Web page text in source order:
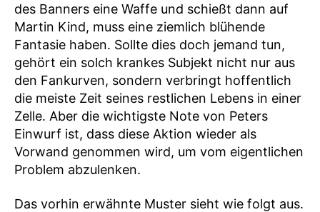
des Banners eine Waffe und schießt dann auf
Martin Kind, muss eine ziemlich blühende
Fantasie haben. Sollte dies doch jemand tun,
gehört ein solch krankes Subjekt nicht nur aus
den Fankurven, sondern verbringt hoffentlich
die meiste Zeit seines restlichen Lebens in einer
Zelle. Aber die wichtigste Note von Peters
Einwurf ist, dass diese Aktion wieder als
Vorwand genommen wird, um vom eigentlichen
Problem abzulenken.
Das vorhin erwähnte Muster sieht wie folgt aus.